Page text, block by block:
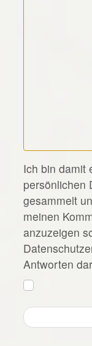
*
Ich bin damit
persönlichen
gesammelt
meinen
anzuzeigen
Antworten